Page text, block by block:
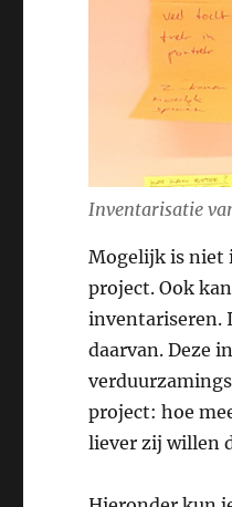
Inventarisatie
Mogelijk is niet
project. Ook
inventariseren.
daarvan. Deze
project: hoe
liever zij willen